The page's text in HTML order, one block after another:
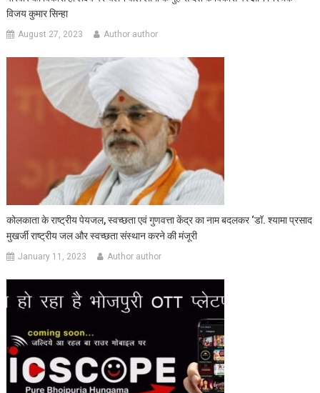
विजय कुमार सिन्हा
August 27, 2023 Author author
कोलकाता के राष्ट्रीय पेयजल, स्वच्छता एवं गुणवत्ता केंद्र का नाम बदलकर ‘डॉ. श्यामा प्रसाद
मुखर्जी राष्ट्रीय जल और स्वच्छता संस्थान करने की मंजूरी
January 11, 2023 Author author